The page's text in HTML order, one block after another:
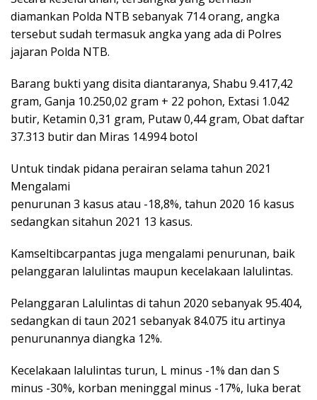
diamankan Polda NTB sebanyak 714 orang, angka
tersebut sudah termasuk angka yang ada di Polres
jajaran Polda NTB.
Barang bukti yang disita diantaranya, Shabu 9.417,42
gram, Ganja 10.250,02 gram + 22 pohon, Extasi 1.042
butir, Ketamin 0,31 gram, Putaw 0,44 gram, Obat daftar
37.313 butir dan Miras 14.994 botol
Untuk tindak pidana perairan selama tahun 2021
Mengalami
penurunan 3 kasus atau -18,8%, tahun 2020 16 kasus
sedangkan sitahun 2021 13 kasus.
Kamseltibcarpantas juga mengalami penurunan, baik
pelanggaran lalulintas maupun kecelakaan lalulintas.
Pelanggaran Lalulintas di tahun 2020 sebanyak 95.404,
sedangkan di taun 2021 sebanyak 84.075 itu artinya
penurunannya diangka 12%.
Kecelakaan lalulintas turun, L minus -1% dan dan S
minus -30%, korban meninggal minus -17%, luka berat